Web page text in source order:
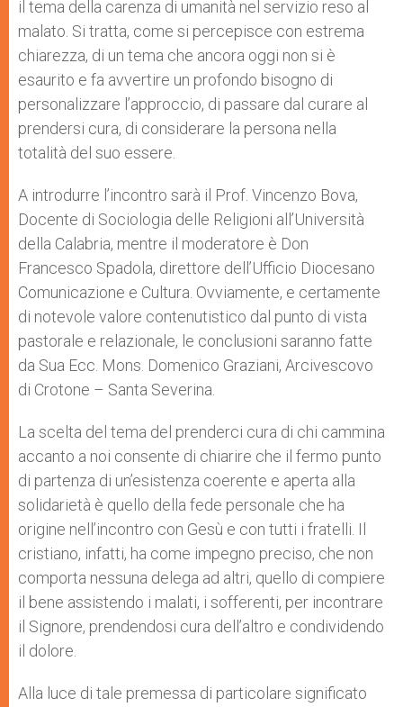
il tema della carenza di umanità nel servizio reso al
malato. Si tratta, come si percepisce con estrema
chiarezza, di un tema che ancora oggi non si è
esaurito e fa avvertire un profondo bisogno di
personalizzare l’approccio, di passare dal curare al
prendersi cura, di considerare la persona nella
totalità del suo essere.
A introdurre l’incontro sarà il Prof. Vincenzo Bova,
Docente di Sociologia delle Religioni all’Università
della Calabria, mentre il moderatore è Don
Francesco Spadola, direttore dell’Ufficio Diocesano
Comunicazione e Cultura. Ovviamente, e certamente
di notevole valore contenutistico dal punto di vista
pastorale e relazionale, le conclusioni saranno fatte
da Sua Ecc. Mons. Domenico Graziani, Arcivescovo
di Crotone – Santa Severina.
La scelta del tema del prenderci cura di chi cammina
accanto a noi consente di chiarire che il fermo punto
di partenza di un’esistenza coerente e aperta alla
solidarietà è quello della fede personale che ha
origine nell’incontro con Gesù e con tutti i fratelli. Il
cristiano, infatti, ha come impegno preciso, che non
comporta nessuna delega ad altri, quello di compiere
il bene assistendo i malati, i sofferenti, per incontrare
il Signore, prendendosi cura dell’altro e condividendo
il dolore.
Alla luce di tale premessa di particolare significato